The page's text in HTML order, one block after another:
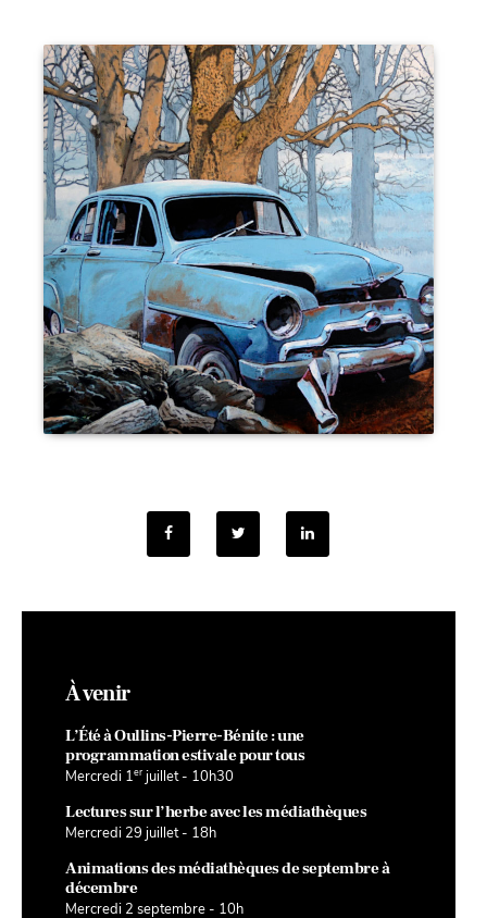
À venir
L’Été à Oullins-Pierre-Bénite : une
programmation estivale pour tous
Mercredi 1er juillet - 10h30
Lectures sur l’herbe avec les médiathèques
Mercredi 29 juillet - 18h
Animations des médiathèques de septembre à
décembre
Mercredi 2 septembre - 10h